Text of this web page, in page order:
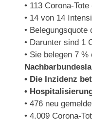
• 113 Corona-
• 14 von 14
• Belegungsquote
• Darunter sind 1
• Sie belegen 7
• Die Inzidenz
•
• 476 neu
• 4.009 Corona-